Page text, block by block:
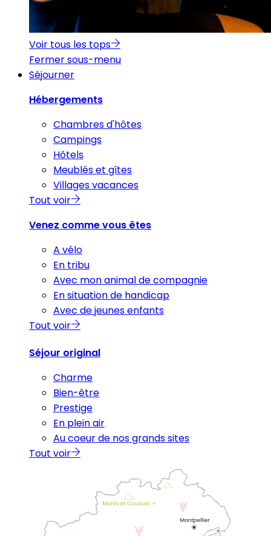
Voir tous les tops
Fermer sous-menu
Séjourner
Hébergements
Chambres d'hôtes
Campings
Hôtels
Meublés et gîtes
Villages vacances
Tout voir
Venez comme vous êtes
A vélo
En tribu
Avec mon animal de compagnie
En situation de handicap
Avec de jeunes enfants
Tout voir
Séjour original
Charme
Bien-être
Prestige
En plein air
Au coeur de nos grands sites
Tout voir